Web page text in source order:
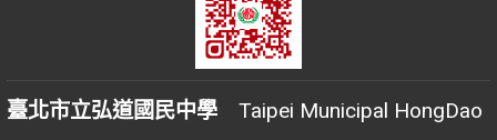
臺北市立弘道國民中學 Taipei Municipal HongDao